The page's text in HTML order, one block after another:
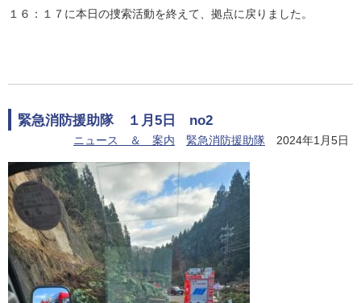
１６：１７に本日の捜索活動を終えて、拠点に戻りました。
緊急消防援助隊 １月5日 no2
ニュース ＆ 案内 緊急消防援助隊 2024年1月5日